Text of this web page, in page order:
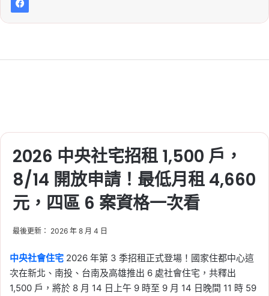
2026 中央社宅招租 1,500 戶，
8/14 開放申請！最低月租 4,660
元，四區 6 案資格一次看
最後更新： 2026 年 8 月 4 日
中央社會住宅 2026 年第 3 季招租正式登場！國家住都中心這
次在新北、南投、台南及高雄推出 6 處社會住宅，共釋出
1,500 戶，將於 8 月 14 日上午 9 時至 9 月 14 日晚間 11 時 59